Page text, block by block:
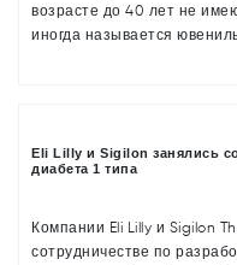
возрасте до 40 лет не
иногда называется
железа вырабатывает
практически полностью
дальнейшая жизнь
Eli Lilly и Sigilon занялись
диабета 1 типа
Компании Eli Lilly и Sigilon
сотрудничестве по